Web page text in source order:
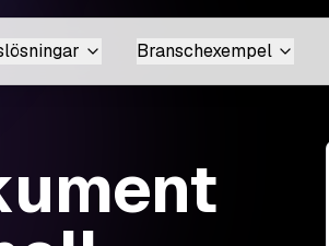
Branschexempel